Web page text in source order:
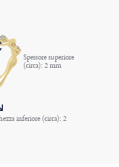
Spessore superiore
(circa): 2 mm
inferiore (circa): 2